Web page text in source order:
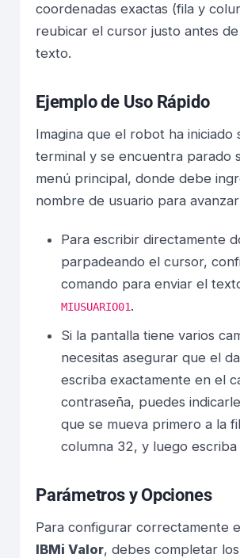
coordenadas exactas (fila y
reubicar el cursor justo antes
texto.
Ejemplo de Uso Rápido
Imagina que el robot ha iniciado
terminal y se encuentra parado
menú principal, donde debe
nombre de usuario para
Para escribir directamente
parpadeando el cursor,
comando para enviar el
MIUSUARIO01.
Si la pantalla tiene varios
necesitas asegurar que el
escriba exactamente en el
contraseña, puedes
que se mueva primero a la
columna 32, y luego escriba
Parámetros y Opciones
Para configurar correctamente
IBMi Valor, debes completar